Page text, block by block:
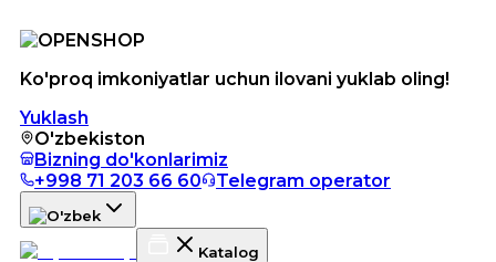
Ko'proq imkoniyatlar uchun ilovani yuklab oling!
Yuklash
O'zbekiston
Bizning do'konlarimiz
+998 71 203 66 60
Telegram operator
Katalog